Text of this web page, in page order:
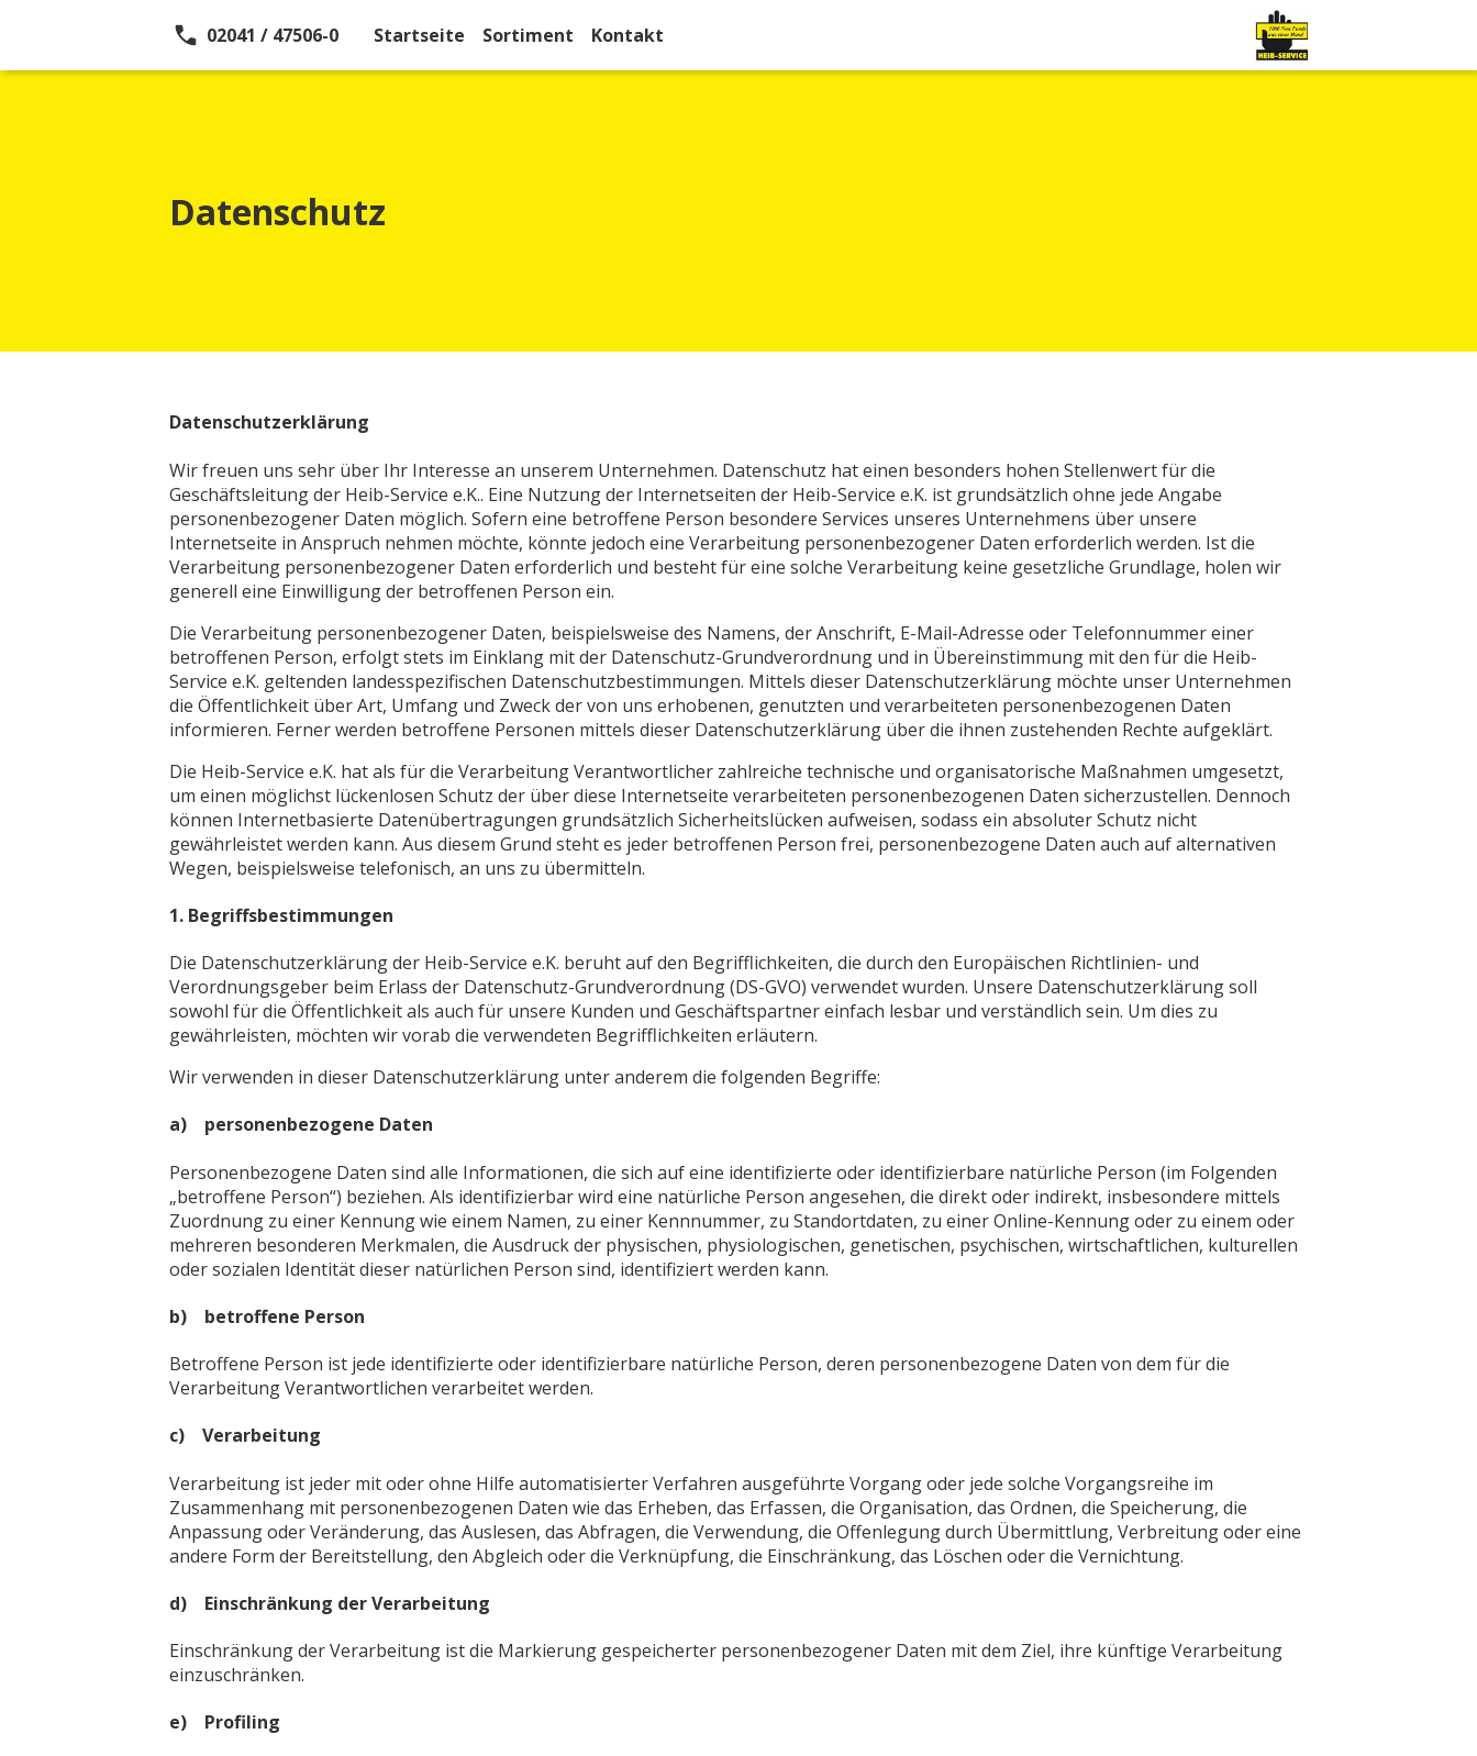
02041 / 47506-0 Startseite Sortiment Kontakt
Datenschutz
Datenschutzerklärung
Wir freuen uns sehr über Ihr Interesse an unserem Unternehmen. Datenschutz hat einen besonders hohen Stellenwert für die
Geschäftsleitung der Heib-Service e.K.. Eine Nutzung der Internetseiten der Heib-Service e.K. ist grundsätzlich ohne jede Angabe
personenbezogener Daten möglich. Sofern eine betroffene Person besondere Services unseres Unternehmens über unsere
Internetseite in Anspruch nehmen möchte, könnte jedoch eine Verarbeitung personenbezogener Daten erforderlich werden. Ist die
Verarbeitung personenbezogener Daten erforderlich und besteht für eine solche Verarbeitung keine gesetzliche Grundlage, holen wir
generell eine Einwilligung der betroffenen Person ein.
Die Verarbeitung personenbezogener Daten, beispielsweise des Namens, der Anschrift, E-Mail-Adresse oder Telefonnummer einer
betroffenen Person, erfolgt stets im Einklang mit der Datenschutz-Grundverordnung und in Übereinstimmung mit den für die Heib-
Service e.K. geltenden landesspezifischen Datenschutzbestimmungen. Mittels dieser Datenschutzerklärung möchte unser Unternehmen
die Öffentlichkeit über Art, Umfang und Zweck der von uns erhobenen, genutzten und verarbeiteten personenbezogenen Daten
informieren. Ferner werden betroffene Personen mittels dieser Datenschutzerklärung über die ihnen zustehenden Rechte aufgeklärt.
Die Heib-Service e.K. hat als für die Verarbeitung Verantwortlicher zahlreiche technische und organisatorische Maßnahmen umgesetzt,
um einen möglichst lückenlosen Schutz der über diese Internetseite verarbeiteten personenbezogenen Daten sicherzustellen. Dennoch
können Internetbasierte Datenübertragungen grundsätzlich Sicherheitslücken aufweisen, sodass ein absoluter Schutz nicht
gewährleistet werden kann. Aus diesem Grund steht es jeder betroffenen Person frei, personenbezogene Daten auch auf alternativen
Wegen, beispielsweise telefonisch, an uns zu übermitteln.
1. Begriffsbestimmungen
Die Datenschutzerklärung der Heib-Service e.K. beruht auf den Begrifflichkeiten, die durch den Europäischen Richtlinien- und
Verordnungsgeber beim Erlass der Datenschutz-Grundverordnung (DS-GVO) verwendet wurden. Unsere Datenschutzerklärung soll
sowohl für die Öffentlichkeit als auch für unsere Kunden und Geschäftspartner einfach lesbar und verständlich sein. Um dies zu
gewährleisten, möchten wir vorab die verwendeten Begrifflichkeiten erläutern.
Wir verwenden in dieser Datenschutzerklärung unter anderem die folgenden Begriffe:
a) personenbezogene Daten
Personenbezogene Daten sind alle Informationen, die sich auf eine identifizierte oder identifizierbare natürliche Person (im Folgenden
„betroffene Person“) beziehen. Als identifizierbar wird eine natürliche Person angesehen, die direkt oder indirekt, insbesondere mittels
Zuordnung zu einer Kennung wie einem Namen, zu einer Kennnummer, zu Standortdaten, zu einer Online-Kennung oder zu einem oder
mehreren besonderen Merkmalen, die Ausdruck der physischen, physiologischen, genetischen, psychischen, wirtschaftlichen, kulturellen
oder sozialen Identität dieser natürlichen Person sind, identifiziert werden kann.
b) betroffene Person
Betroffene Person ist jede identifizierte oder identifizierbare natürliche Person, deren personenbezogene Daten von dem für die
Verarbeitung Verantwortlichen verarbeitet werden.
c) Verarbeitung
Verarbeitung ist jeder mit oder ohne Hilfe automatisierter Verfahren ausgeführte Vorgang oder jede solche Vorgangsreihe im
Zusammenhang mit personenbezogenen Daten wie das Erheben, das Erfassen, die Organisation, das Ordnen, die Speicherung, die
Anpassung oder Veränderung, das Auslesen, das Abfragen, die Verwendung, die Offenlegung durch Übermittlung, Verbreitung oder eine
andere Form der Bereitstellung, den Abgleich oder die Verknüpfung, die Einschränkung, das Löschen oder die Vernichtung.
d) Einschränkung der Verarbeitung
Einschränkung der Verarbeitung ist die Markierung gespeicherter personenbezogener Daten mit dem Ziel, ihre künftige Verarbeitung
einzuschränken.
e) Profiling